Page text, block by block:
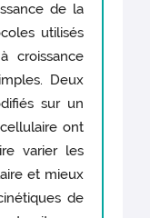
de la
utilisés
croissance
Deux
sur un
ont
varier les
et mieux
de